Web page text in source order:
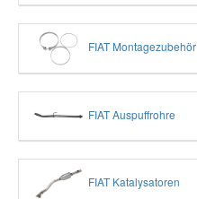
FIAT Montagezubehör
FIAT Auspuffrohre
FIAT Katalysatoren